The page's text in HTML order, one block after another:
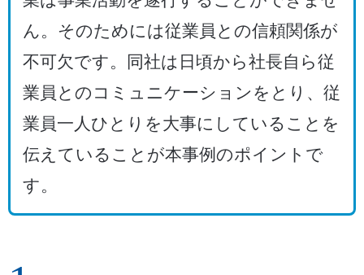
ん。そのためには従業員との信頼関係が
不可欠です。同社は日頃から社長自ら従
業員とのコミュニケーションをとり、従
業員一人ひとりを大事にしていることを
伝えていることが本事例のポイントで
す。